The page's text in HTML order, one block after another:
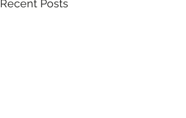
Recent Posts